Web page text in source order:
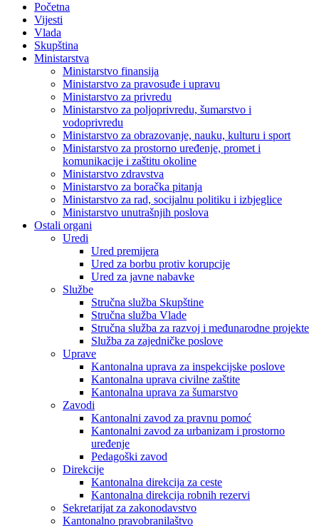
Početna
Vijesti
Vlada
Skupština
Ministarstva
Ministarstvo finansija
Ministarstvo za pravosuđe i upravu
Ministarstvo za privredu
Ministarstvo za poljoprivredu, šumarstvo i
vodoprivredu
Ministarstvo za obrazovanje, nauku, kulturu i sport
Ministarstvo za prostorno uređenje, promet i
komunikacije i zaštitu okoline
Ministarstvo zdravstva
Ministarstvo za boračka pitanja
Ministarstvo za rad, socijalnu politiku i izbjeglice
Ministarstvo unutrašnjih poslova
Ostali organi
Uredi
Ured premijera
Ured za borbu protiv korupcije
Ured za javne nabavke
Službe
Stručna služba Skupštine
Stručna služba Vlade
Stručna služba za razvoj i međunarodne projekte
Služba za zajedničke poslove
Uprave
Kantonalna uprava za inspekcijske poslove
Kantonalna uprava civilne zaštite
Kantonalna uprava za šumarstvo
Zavodi
Kantonalni zavod za pravnu pomoć
Kantonalni zavod za urbanizam i prostorno
uređenje
Pedagoški zavod
Direkcije
Kantonalna direkcija za ceste
Kantonalna direkcija robnih rezervi
Sekretarijat za zakonodavstvo
Kantonalno pravobranilaštvo